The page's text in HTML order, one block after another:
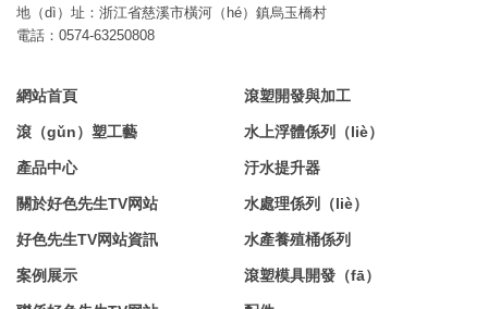
地（dì）址：浙江省慈溪市橫河（hé）鎮烏玉橋村
電話：0574-63250808
網站首頁
滾（gǔn）塑工藝
產品中心
關於好色先生TV网站
好色先生TV网站資訊
案例展示
滾塑開發與加工
水上浮體係列（liè）
汙水提升器
水處理係列（liè）
水產養殖桶係列
滾塑模具開發（fā）